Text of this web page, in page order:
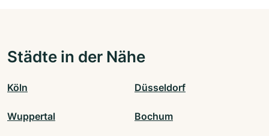
Städte in der Nähe
Köln Düsseldorf
Wuppertal Bochum